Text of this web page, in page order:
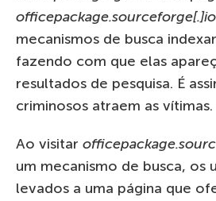
mecanismos de busca
fazendo com que elas
resultados de pesquisa. É
criminosos atraem as vítimas.
Ao visitar
um mecanismo de busca, os
levados a uma página que